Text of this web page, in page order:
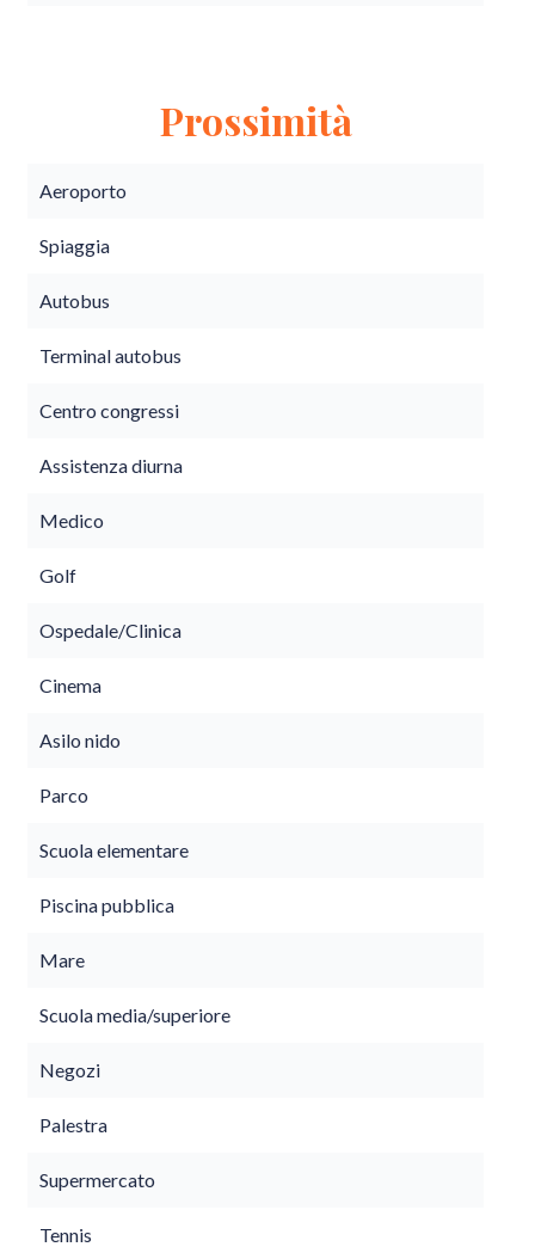
Prossimità
Aeroporto
Spiaggia
Autobus
Terminal autobus
Centro congressi
Assistenza diurna
Medico
Golf
Ospedale/Clinica
Cinema
Asilo nido
Parco
Scuola elementare
Piscina pubblica
Mare
Scuola media/superiore
Negozi
Palestra
Supermercato
Tennis